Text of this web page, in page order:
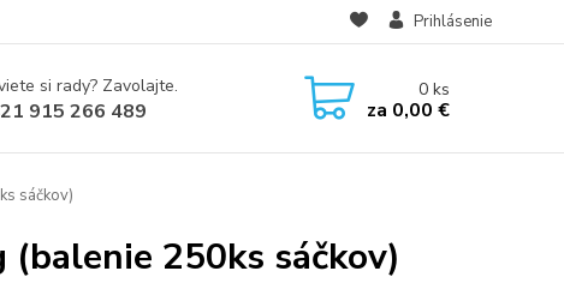
Prihlásenie
si rady? Zavolajte.
915 266 489
0ks
za 0,00 €
sáčkov)
250ks sáčkov)